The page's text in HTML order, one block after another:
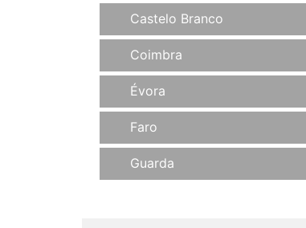
Castelo Branco
Coimbra
Évora
Faro
Guarda